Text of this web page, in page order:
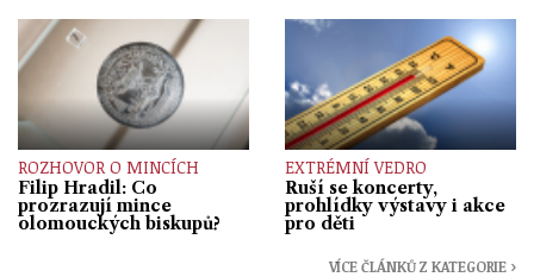
ROZHOVOR O MINCÍCH
Filip Hradil: Co
prozrazují mince
olomouckých biskupů?
EXTRÉMNÍ VEDRO
Ruší se koncerty,
prohlídky výstavy i akce
pro děti
VÍCE ČLÁNKŮ Z KATEGORIE ›